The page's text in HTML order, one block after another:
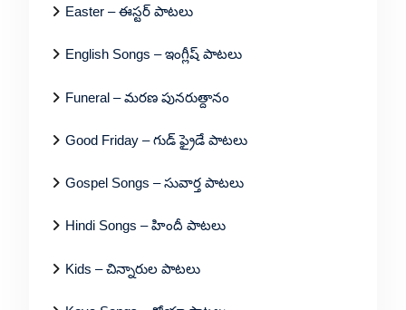
Easter – ఈస్టర్ పాటలు
English Songs – ఇంగ్లీష్ పాటలు
Funeral – మరణ పునరుత్దానం
Good Friday – గుడ్ ఫ్రైడే పాటలు
Gospel Songs – సువార్త పాటలు
Hindi Songs – హిందీ పాటలు
Kids – చిన్నారుల పాటలు